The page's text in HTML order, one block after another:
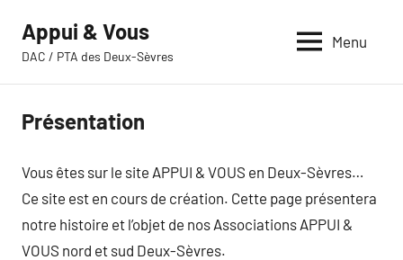
contenu
Appui & Vous
DAC / PTA des Deux-Sèvres
Menu
Présentation
Vous êtes sur le site APPUI & VOUS en Deux-Sèvres…
Ce site est en cours de création. Cette page présentera
notre histoire et l’objet de nos Associations APPUI &
VOUS nord et sud Deux-Sèvres.